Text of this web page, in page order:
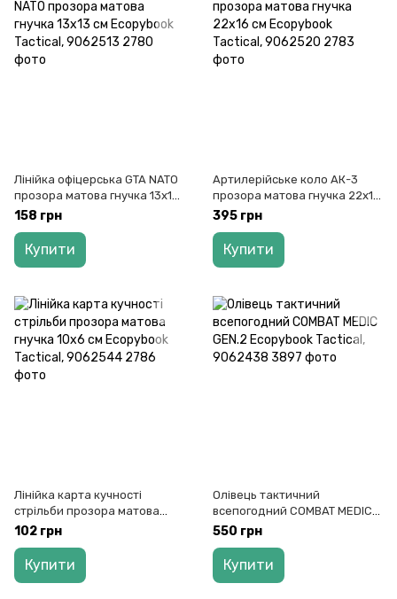
Лінійка офіцерська GTA NATO
прозора матова гнучка 13х13
см Ecopybook Tactical,
158 грн
Купити
Артилерійське коло АК-3
прозора матова гнучка 22х16
см Ecopybook Tactical,
395 грн
Купити
Лінійка карта кучності
стрільби прозора матова
гнучка 10х6 см Ecopybook
102 грн
Купити
Олівець тактичний
всепогодний COMBAT MEDIC
GEN.2 Ecopybook Tactical,
550 грн
Купити